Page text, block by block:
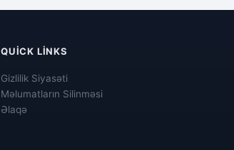
QUICK LINKS
Gizlilik Siyasəti
Məlumatların Silinməsi
Əlaqə